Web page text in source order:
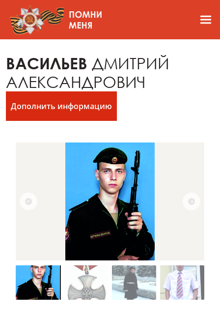
ВАСИЛЬЕВ ДМИТРИЙ
АЛЕКСАНДРОВИЧ
Дополнить информацию